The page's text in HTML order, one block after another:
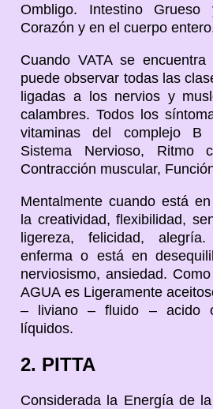
Ombligo. Intestino Grueso
Corazón y en el cuerpo
Cuando VATA se
puede observar todas las
ligadas a los nervios y
calambres. Todos los
vitaminas del complejo B
Sistema Nervioso, Ritmo
Contracción muscular,
Mentalmente cuando está
la creatividad, flexibilidad,
ligereza, felicidad,
enferma o está en
nerviosismo, ansiedad.
AGUA es Ligeramente
– liviano – fluido – acido
líquidos.
2. PITTA
Considerada la Energía de